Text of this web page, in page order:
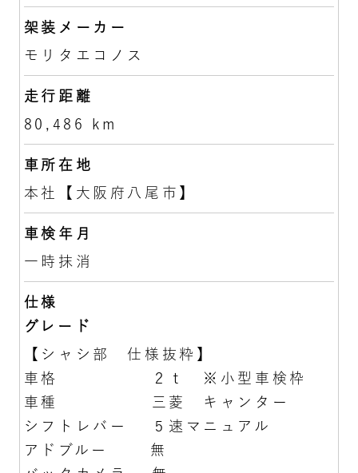
架装メーカー
モリタエコノス
走行距離
80,486 km
車所在地
本社【大阪府八尾市】
車検年月
一時抹消
仕様
グレード
【シャシ部 仕様抜粋】
車格 ２ｔ ※小型車検枠
車種 三菱 キャンター
シフトレバー ５速マニュアル
アドブルー 無